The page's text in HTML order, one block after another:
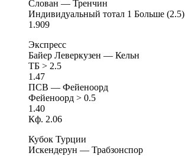
Слован — Тренчин
Индивидуальный тотал 1 Больше (2.5)
1.909
Экспресс
Байер Леверкузен — Кельн
ТБ > 2.5
1.47
ПСВ — Фейеноорд
Фейеноорд > 0.5
1.40
Кф. 2.06
Кубок Турции
Искендерун — Трабзонспор